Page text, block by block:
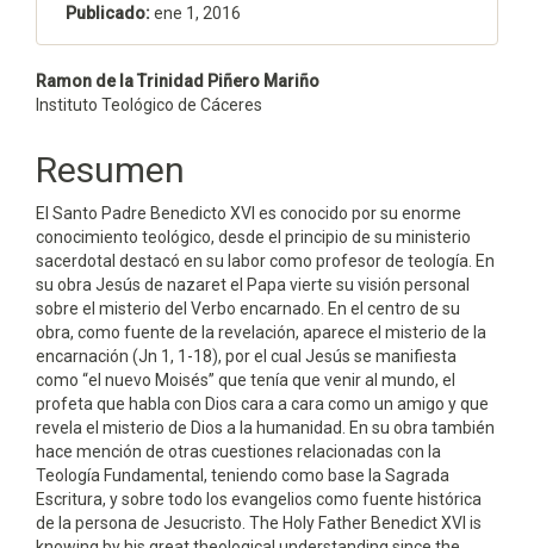
Publicado:ene 1, 2016
Contenido
principal
del
artículo
Ramon de la Trinidad Piñero Mariño
Instituto Teológico de Cáceres
Resumen
El Santo Padre Benedicto XVI es conocido por su enorme
conocimiento teológico, desde el principio de su ministerio
sacerdotal destacó en su labor como profesor de teología. En
su obra Jesús de nazaret el Papa vierte su visión personal
sobre el misterio del Verbo encarnado. En el centro de su
obra, como fuente de la revelación, aparece el misterio de la
encarnación (Jn 1, 1-18), por el cual Jesús se manifiesta
como “el nuevo Moisés” que tenía que venir al mundo, el
profeta que habla con Dios cara a cara como un amigo y que
revela el misterio de Dios a la humanidad. En su obra también
hace mención de otras cuestiones relacionadas con la
Teología Fundamental, teniendo como base la Sagrada
Escritura, y sobre todo los evangelios como fuente histórica
de la persona de Jesucristo. The Holy Father Benedict XVI is